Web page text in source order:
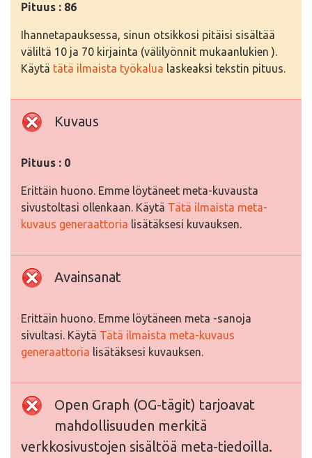
Pituus : 86
Ihannetapauksessa, sinun otsikkosi pitäisi sisältää
väliltä 10 ja 70 kirjainta (välilyönnit mukaanlukien ).
Käytä tätä ilmaista työkalua laskeaksi tekstin pituus.
Kuvaus
Pituus : 0
Erittäin huono. Emme löytäneet meta-kuvausta
sivustoltasi ollenkaan. Käytä Tätä ilmaista meta-
kuvaus generaattoria lisätäksesi kuvauksen.
Avainsanat
Erittäin huono. Emme löytäneen meta -sanoja
sivultasi. Käytä Tätä ilmaista meta-kuvaus
generaattoria lisätäksesi kuvauksen.
Open Graph (OG-tägit) tarjoavat
mahdollisuuden merkitä
verkkosivustojen sisältöä meta-tiedoilla.